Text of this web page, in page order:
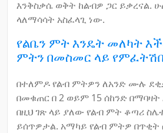
እንቅስቃሴ ወቅት ከልብዎ ጋር ይቃረናል.
ላለማሳሳት አስፈላጊ ነው.
የልቤን ምት እንዴት መለካት
ምትን በመስመር ላይ
በተለምዶ የልብ ምትዎን ለአንድ ሙሉ
በመቁጠር በ 2 ወይም 15 ሰከንድ በማባዛት
በዚህ ገጽ ላይ ያለው የልብ ምት ቆጣሪ
ይሰጥዎታል. አማካይ የልብ ምትዎ በጥቂት